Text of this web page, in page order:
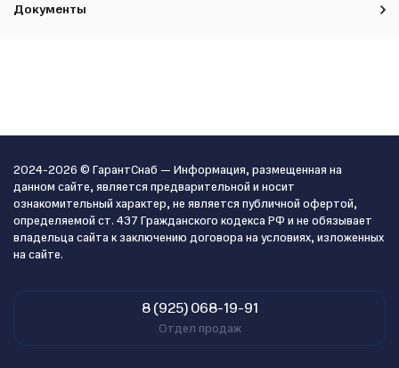
Документы
2024-2026 © ГарантСнаб — Информация, размещенная на
данном сайте, является предварительной и носит
ознакомительный характер, не является публичной офертой,
определяемой ст. 437 Гражданского кодекса РФ и не обязывает
владельца сайта к заключению договора на условиях, изложенных
на сайте.
8 (925) 068-19-91
Отдел продаж